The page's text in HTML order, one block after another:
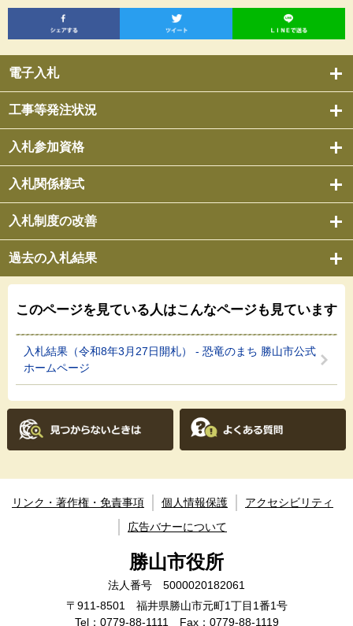
電子入札
工事等発注状況
入札参加資格
入札関係様式
入札制度の改善
過去の入札結果
このページを見ている人はこんなページも見ています
入札結果（令和8年3月27日開札） - 恐竜のまち 勝山市公式
ホームページ
リンク・著作権・免責事項 個人情報保護
アクセシビリティ
広告バナーについて
勝山市役所
法人番号 5000020182061
〒911-8501 福井県勝山市元町1丁目1番1号
Tel： 0779-88-1111 Fax：0779-88-1119